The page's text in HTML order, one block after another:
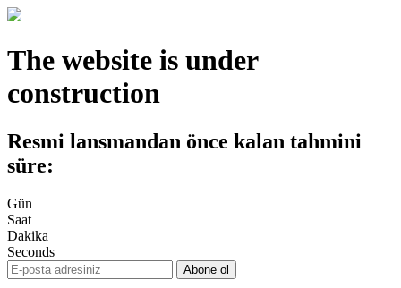
The website is under
construction
Resmi lansmandan önce kalan tahmini
süre:
Gün
Saat
Dakika
Seconds